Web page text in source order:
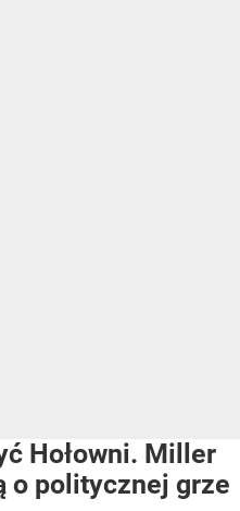
Hołowni. Miller
o politycznej grze